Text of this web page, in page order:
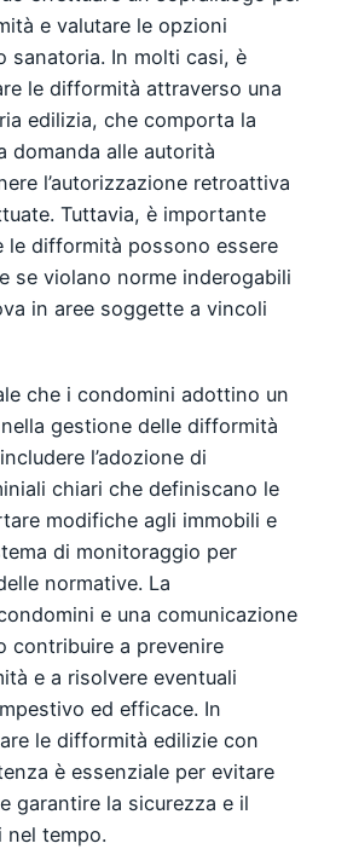
e valutare le opzioni
sanatoria. In molti casi, è
le difformità attraverso una
edilizia, che comporta la
domanda alle autorità
l’autorizzazione retroattiva
Tuttavia, è importante
le difformità possono essere
se violano norme inderogabili
in aree soggette a vincoli
che i condomini adottino un
gestione delle difformità
l’adozione di
chiari che definiscano le
modifiche agli immobili e
di monitoraggio per
normative. La
e una comunicazione
contribuire a prevenire
e a risolvere eventuali
ed efficace. In
le difformità edilizie con
è essenziale per evitare
garantire la sicurezza e il
nel tempo.